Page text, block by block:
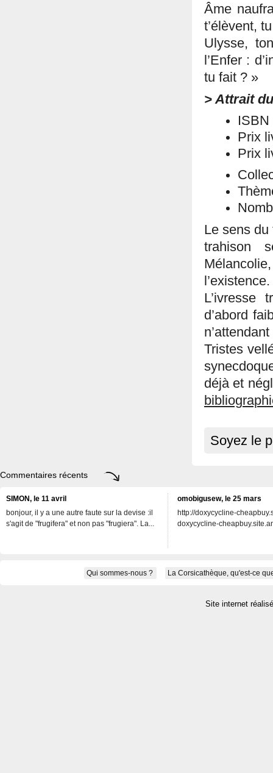
Âme
t’élèvent,
Ulysse,
l’Enfer :
tu fait ? »
> Attrait
ISBN
Prix
Prix
Le sens du
trahison
l’existence.
L’ivresse
d’abord
Tristes
déjà et
Soyez le
Commentaires récents
SIMON, le 11 avril
bonjour, il y a une autre faute sur la devise :il
s'agit de "frugifera" et non pas "frugiera". La...
omobigusew, le 25 mars
http://doxycycline-
doxycycline-
Qui sommes-nous ? La Corsicathèque, qu'est-ce
Site internet